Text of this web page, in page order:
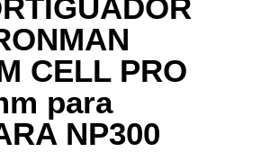
CELL PRO
para
NP300